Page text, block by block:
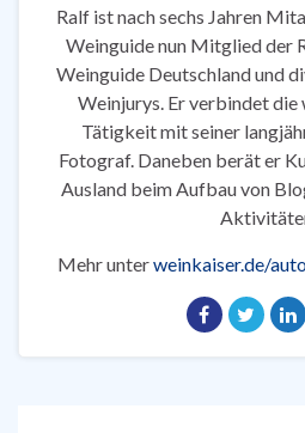
Ralf ist nach sechs Jahren
Weinguide nun Mitglied der
Weinguide Deutschland und
Weinjurys. Er verbindet
Tätigkeit mit seiner
Fotograf. Daneben berät er
Ausland beim Aufbau von
Mehr unterweinkaiser.de/